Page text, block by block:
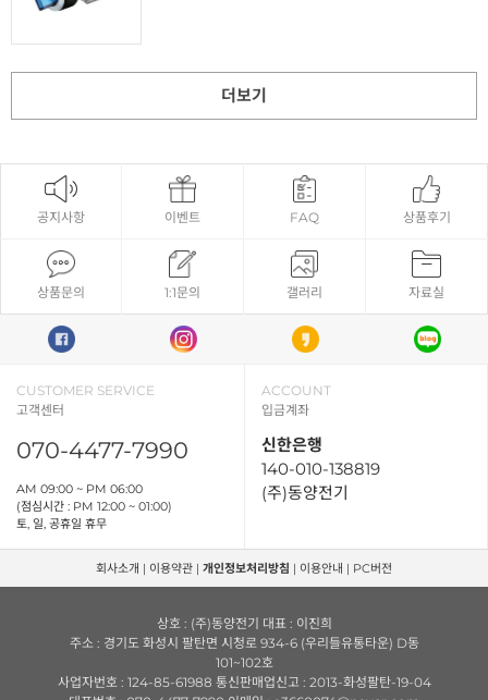
더보기
공지사항 이벤트 FAQ 상품후기
상품문의 1:1문의 갤러리 자료실
CUSTOMER SERVICE
고객센터
070-4477-7990
AM 09:00 ~ PM 06:00
(점심시간 : PM 12:00 ~ 01:00)
토, 일, 공휴일 휴무
ACCOUNT
입금계좌
신한은행
140-010-138819
(주)동양전기
회사소개 | 이용약관 | 개인정보처리방침 | 이용안내 | PC버전
상호 : (주)동양전기 대표 : 이진희
주소 : 경기도 화성시 팔탄면 시청로 934-6 (우리들유통타운) D동
101~102호
사업자번호 : 124-85-61988 통신판매업신고 : 2013-화성팔탄-19-04